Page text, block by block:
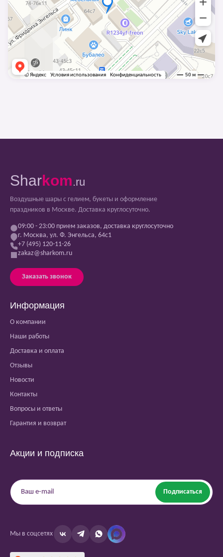
Sharkom.ru
Воздушные шары с гелием, букеты и оформление
праздников в Москве. Доставка круглосуточно.
09:00 - 23:00 прием заказов, доставка круглосуточно
г. Москва, ул. Ф. Энгельса, 64с1
+7 (495) 120-11-26
zakaz@sharkom.ru
Заказать звонок
Информация
О компании
Наши работы
Доставка и оплата
Отзывы
Новости
Контакты
Вопросы и ответы
Гарантия и возврат
Акции и подписка
Подписаться
Мы в соцсетях